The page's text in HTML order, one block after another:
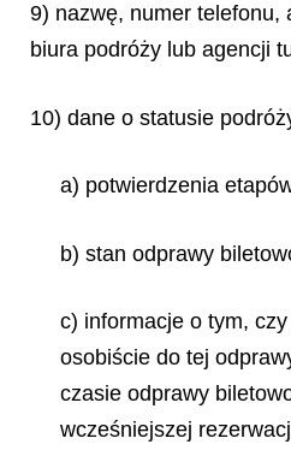
9) nazwę, numer telefonu,
biura podróży lub agencji
10) dane o statusie
a) potwierdzenia
b) stan odprawy
c) informacje o tym,
osobiście do tej
czasie odprawy
wcześniejszej